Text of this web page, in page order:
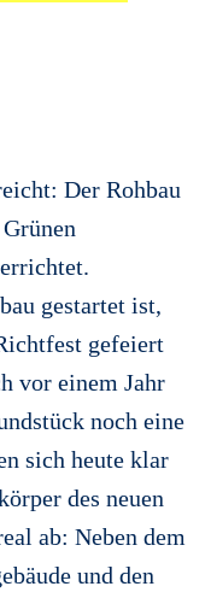
Der Rohbau
gestartet ist,
gefeiert
vor einem Jahr
noch eine
sich heute klar
des neuen
ab: Neben dem
und den